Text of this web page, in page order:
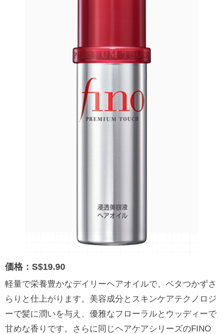
価格：S$19.90
軽量で栄養豊かなデイリーヘアオイルで、ベタつかずさ
らりと仕上がります。美容成分とスキンケアテクノロジ
ーで髪に潤いを与え、優雅なフローラルとウッディーで
甘めな香りです。さらに同じヘアケアシリーズのFINO